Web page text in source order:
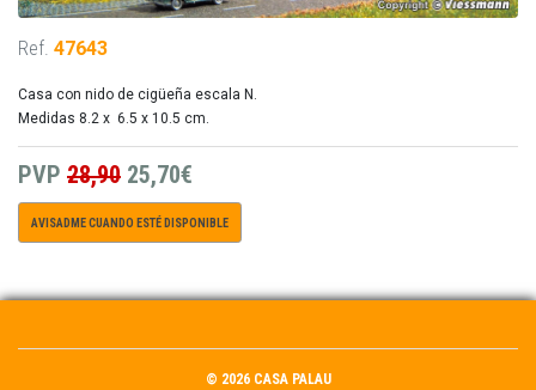
Ref. 47643
Casa con nido de cigüeña escala N.
Medidas 8.2 x 6.5 x 10.5 cm.
PVP 28,90 25,70€
AVISADME CUANDO ESTÉ DISPONIBLE
© 2026 CASA PALAU